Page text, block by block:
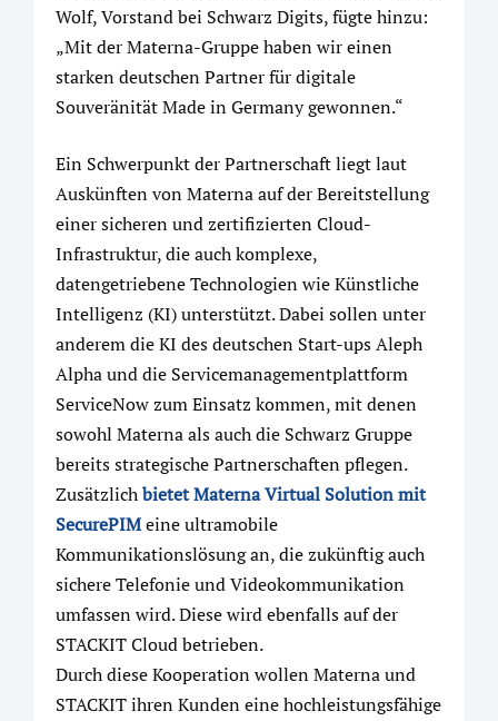
Wolf, Vorstand bei Schwarz Digits, fügte hinzu:
„Mit der Materna-Gruppe haben wir einen
starken deutschen Partner für digitale
Souveränität Made in Germany gewonnen.“
Ein Schwerpunkt der Partnerschaft liegt laut
Auskünften von Materna auf der Bereitstellung
einer sicheren und zertifizierten Cloud-
Infrastruktur, die auch komplexe,
datengetriebene Technologien wie Künstliche
Intelligenz (KI) unterstützt. Dabei sollen unter
anderem die KI des deutschen Start-ups Aleph
Alpha und die Servicemanagementplattform
ServiceNow zum Einsatz kommen, mit denen
sowohl Materna als auch die Schwarz Gruppe
bereits strategische Partnerschaften pflegen.
Zusätzlichbietet Materna Virtual Solution mit
SecurePIMeine ultramobile
Kommunikationslösung an, die zukünftig auch
sichere Telefonie und Videokommunikation
umfassen wird. Diese wird ebenfalls auf der
STACKIT Cloud betrieben.
Durch diese Kooperation wollen Materna und
STACKIT ihren Kunden eine hochleistungsfähige